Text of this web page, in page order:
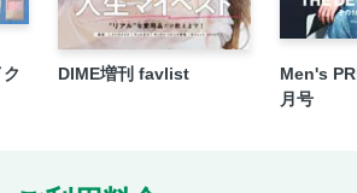
DIME増刊 favlist
Men's
月号